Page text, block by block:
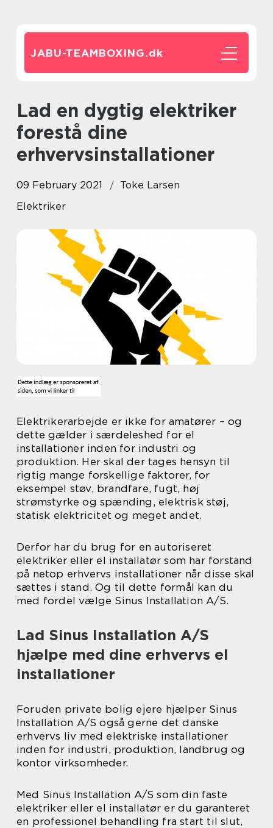
JABU-TEAMBOXING.dk
Lad en dygtig elektriker
forestå dine
erhvervsinstallationer
09 February 2021
Toke Larsen
Elektriker
Elektrikerarbejde er ikke for amatører – og
dette gælder i særdeleshed for el
installationer inden for industri og
produktion. Her skal der tages hensyn til
rigtig mange forskellige faktorer, for
eksempel støv, brandfare, fugt, høj
strømstyrke og spænding, elektrisk støj,
statisk elektricitet og meget andet.
Derfor har du brug for en autoriseret
elektriker eller el installatør som har forstand
på netop erhvervs installationer når disse skal
sættes i stand. Og til dette formål kan du
med fordel vælge Sinus Installation A/S.
Lad Sinus Installation A/S
hjælpe med dine erhvervs el
installationer
Foruden private bolig ejere hjælper Sinus
Installation A/S også gerne det danske
erhvervs liv med elektriske installationer
inden for industri, produktion, landbrug og
kontor virksomheder.
Med Sinus Installation A/S som din faste
elektriker eller el installatør er du garanteret
en professionel behandling fra start til slut,